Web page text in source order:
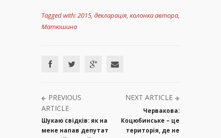
Tagged with:2015, декларація, колонка автора,
Матюшина
PREVIOUS
ARTICLE
Шукаю свідків: як на
мене напав депутат
NEXT ARTICLE
Червакова:
Коцюбинське – це
територія, де не